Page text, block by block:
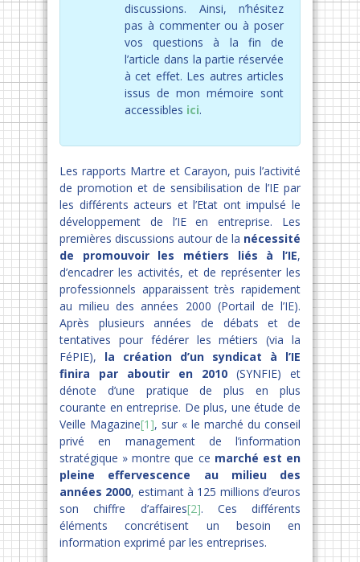
discussions. Ainsi, n’hésitez
pas à commenter ou à poser
vos questions à la fin de
l’article dans la partie réservée
à cet effet. Les autres articles
issus de mon mémoire sont
accessibles ici.
Les rapports Martre et Carayon, puis l’activité
de promotion et de sensibilisation de l’IE par
les différents acteurs et l’Etat ont impulsé le
développement de l’IE en entreprise. Les
premières discussions autour de la nécessité
de promouvoir les métiers liés à l’IE,
d’encadrer les activités, et de représenter les
professionnels apparaissent très rapidement
au milieu des années 2000 (Portail de l’IE).
Après plusieurs années de débats et de
tentatives pour fédérer les métiers (via la
FéPIE), la création d’un syndicat à l’IE
finira par aboutir en 2010 (SYNFIE) et
dénote d’une pratique de plus en plus
courante en entreprise. De plus, une étude de
Veille Magazine[1], sur « le marché du conseil
privé en management de l’information
stratégique » montre que ce marché est en
pleine effervescence au milieu des
années 2000, estimant à 125 millions d’euros
son chiffre d’affaires[2]. Ces différents
éléments concrétisent un besoin en
information exprimé par les entreprises.